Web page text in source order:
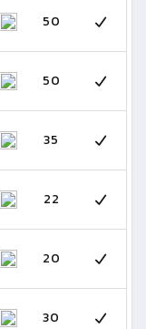
50
50
35
22
20
30